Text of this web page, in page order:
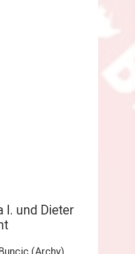
I. und Dieter
(Archy)